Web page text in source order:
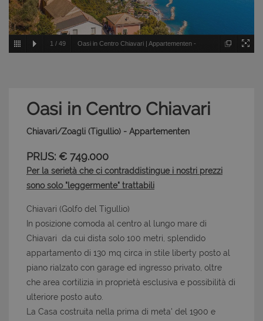
1 / 49 Oasi in Centro Chiavari | Appartementen -
Oasi in Centro Chiavari
Chiavari/Zoagli (Tigullio) - Appartementen
PRIJS: € 749.000
Per la serietà che ci contraddistingue i nostri prezzi
sono solo "leggermente" trattabili
Chiavari (Golfo del Tigullio)
In posizione comoda al centro al lungo mare di
Chiavari da cui dista solo 100 metri, splendido
appartamento di 130 mq circa in stile liberty posto al
piano rialzato con garage ed ingresso privato, oltre
che area cortilizia in proprietà esclusiva e possibilità di
ulteriore posto auto.
La Casa costruita nella prima di meta' del 1900 e